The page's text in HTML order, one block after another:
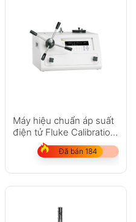
Máy hiệu chuẩn áp suất
điện tử Fluke Calibration
E-DWT-H
Đã bán 184